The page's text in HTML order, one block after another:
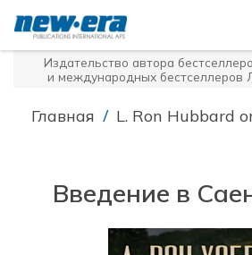
Издательство автора
и международных бестселлеров
Главная / L. Ron Hubbard
Введение в